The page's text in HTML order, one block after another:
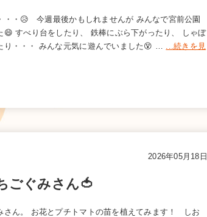
・・😥 今週最後かもしれませんが みんなで宮前公園
😄 すべり台をしたり、 鉄棒にぶら下がったり、 しゃぼ
り・・・ みんな元気に遊んでいました😵 … ...続きを見
2026年05月18日
ごぐみさん🍅
さん。 お花とプチトマトの苗を植えてみます！ しお